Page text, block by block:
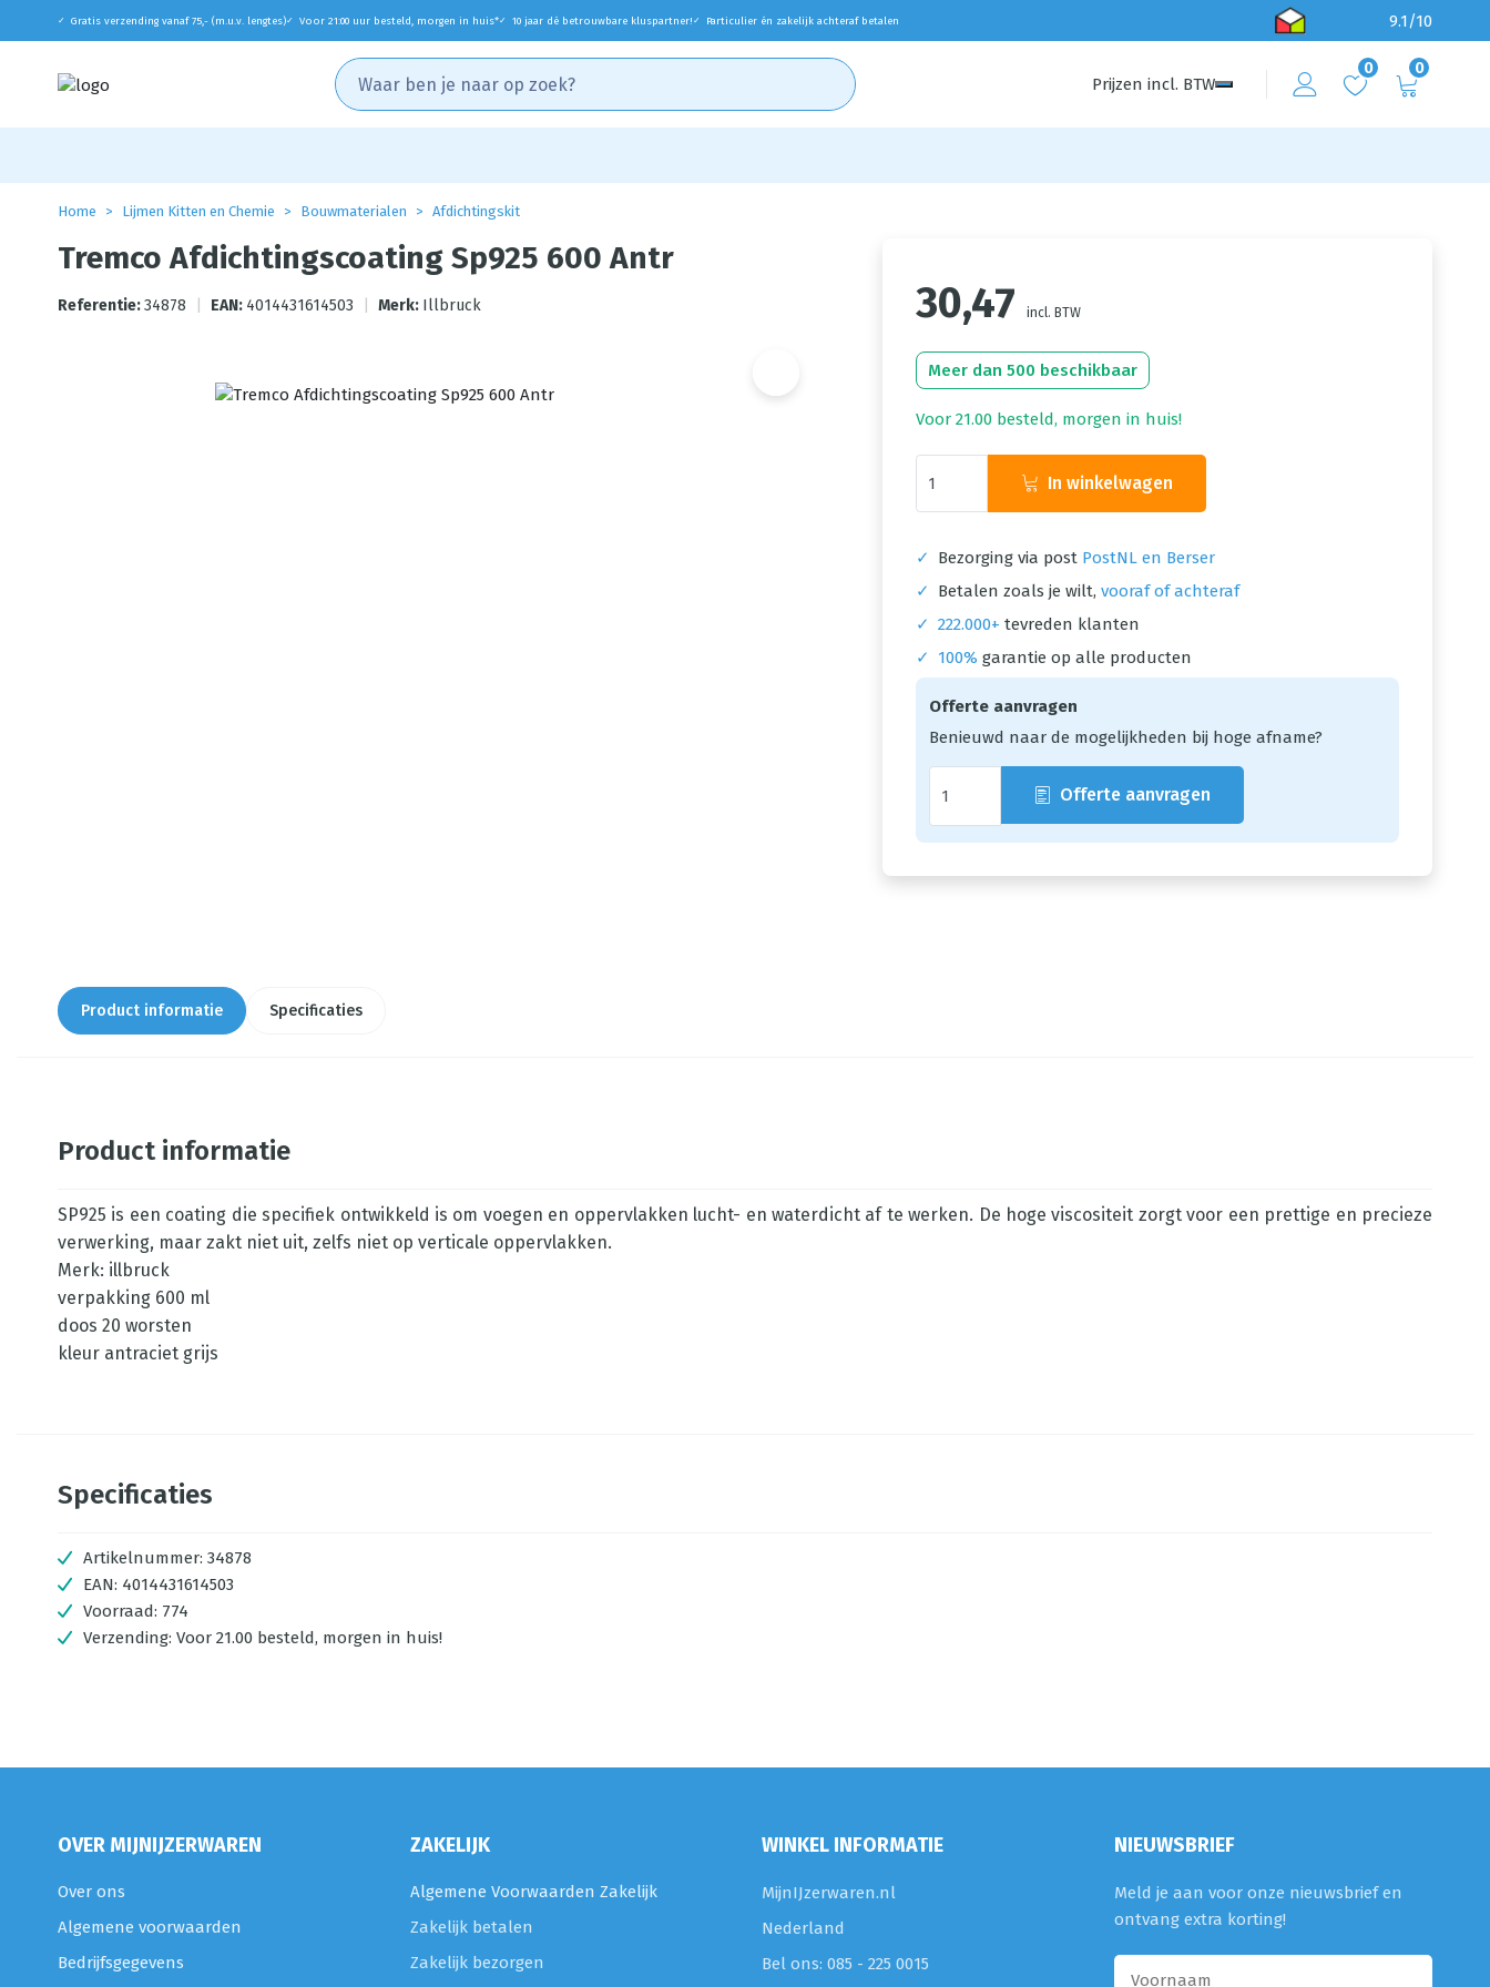
✓ Gratis verzending vanaf 75,- (m.u.v. lengtes)✓ Voor 21:00 uur besteld, morgen in huis*✓ 10 jaar dé betrouwbare kluspartner! ✓ Particulier én zakelijk achteraf betalen 9.1/10
Prijzen incl. BTW
0 0
Home Lijmen Kitten en Chemie Bouwmaterialen Afdichtingskit
Tremco Afdichtingscoating Sp925 600 Antr
Referentie:34878 EAN: 4014431614503 Merk: Illbruck 30,47 incl. BTW
Meer dan 500 beschikbaar
Voor 21.00 besteld, morgen in huis!
In winkelwagen
✓ Bezorging via post PostNL en Berser
✓
Betalen zoals je wilt, vooraf of achteraf
✓ 222.000+ tevreden klanten
✓
100% garantie op alle producten
Offerte aanvragen
Benieuwd naar de mogelijkheden bij hoge afname?
Offerte aanvragen
Product informatie Specificaties
Product informatie
SP925 is een coating die specifiek ontwikkeld is om voegen en oppervlakken lucht- en waterdicht af te werken. De hoge viscositeit zorgt voor een prettige en precieze
verwerking, maar zakt niet uit, zelfs niet op verticale oppervlakken.
Merk: illbruck
verpakking 600 ml
doos 20 worsten
kleur antraciet grijs
Specificaties
Artikelnummer: 34878
EAN: 4014431614503
Voorraad: 774
Verzending: Voor 21.00 besteld, morgen in huis!
OVER MIJNIJZERWAREN
Over ons
Algemene voorwaarden
Bedrijfsgegevens
ZAKELIJK
Algemene Voorwaarden Zakelijk
Zakelijk betalen
Zakelijk bezorgen
WINKEL INFORMATIE
MijnIJzerwaren.nl
Nederland
Bel ons: 085 - 225 0015
NIEUWSBRIEF
Meld je aan voor onze nieuwsbrief en
ontvang extra korting!